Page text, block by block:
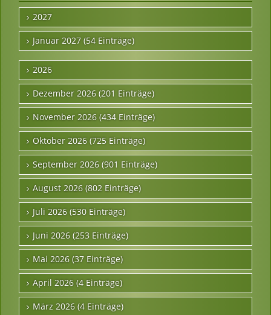
2027
Januar 2027 (54 Einträge)
2026
Dezember 2026 (201 Einträge)
November 2026 (434 Einträge)
Oktober 2026 (725 Einträge)
September 2026 (901 Einträge)
August 2026 (802 Einträge)
Juli 2026 (530 Einträge)
Juni 2026 (253 Einträge)
Mai 2026 (37 Einträge)
April 2026 (4 Einträge)
März 2026 (4 Einträge)